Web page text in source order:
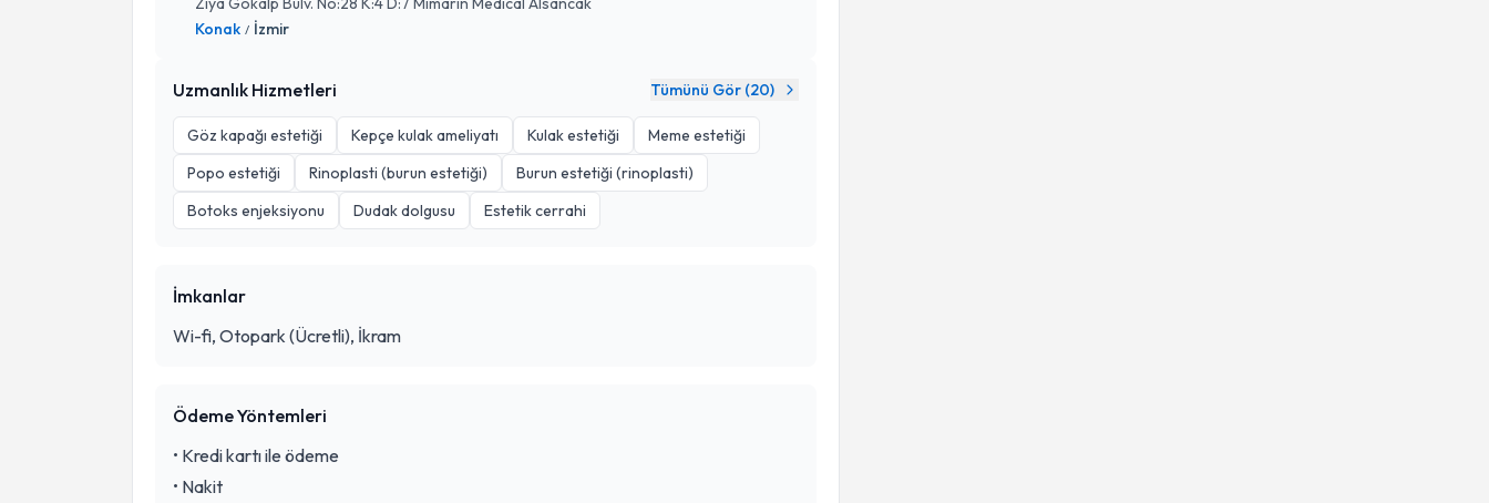
Konak / İzmir
Uzmanlık Hizmetleri Tümünü Gör (20)
Göz kapağı estetiği Kepçe kulak ameliyatı Kulak estetiği
Meme estetiği
Popo estetiği
Rinoplasti (burun estetiği)
Burun estetiği (rinoplasti)
Botoks enjeksiyonu
Dudak dolgusu Estetik cerrahi
İmkanlar
Wi-fi, Otopark (Ücretli), İkram
Ödeme Yöntemleri
• Kredi kartı ile ödeme
• Nakit